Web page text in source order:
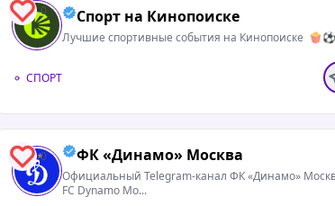
0 Спорт на Кинопоиске
Лучшие спортивные события на Кинопоиске 🍿⚽️
СПОРТ
0 ФК «Динамо» Москва
Официальный Telegram-канал ФК «Динамо»
FC Dynamo Mo...